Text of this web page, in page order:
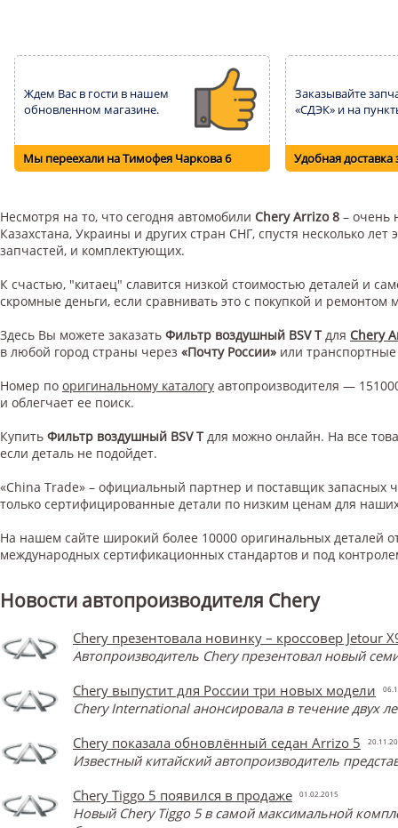
Ждем Вас в гости в нашем
обновленном магазине.
Мы переехали на Тимофея Чаркова 6
Заказывайте
«СДЭК» и на
Удобная доставка
Несмотря на то, что сегодня автомобили Chery Arrizo 8 – очень
Казахстана, Украины и других стран СНГ, спустя несколько
запчастей, и комплектующих.
К счастью, "китаец" славится низкой стоимостью деталей и
скромные деньги, если сравнивать это с покупкой и
Здесь Вы можете заказать Фильтр воздушный BSV Tдля Chery
в любой город страны через «Почту России» или
Номер по оригинальному каталогу автопроизводителя —
и облегчает ее поиск.
Купить Фильтр воздушный BSV Tдля можно онлайн. На все
если деталь не подойдет.
«China Trade» – официальный партнер и поставщик запасных
только сертифицированные детали по низким ценам для
На нашем сайте широкий более 10000 оригинальных деталей
международных сертификационных стандартов и под
Новости автопроизводителя Chery
Chery презентовала новинку – кроссовер Jetour
Автопроизводитель Chery презентовал новый
Chery выпустит для России три новых модели
Chery International анонсировала в течение двух
Chery показала обновлённый седан Arrizo 5
Известный китайский автопроизводитель
Chery Tiggo 5 появился в продаже
01.02.2015
Новый Chery Tiggo 5 в самой максимальной